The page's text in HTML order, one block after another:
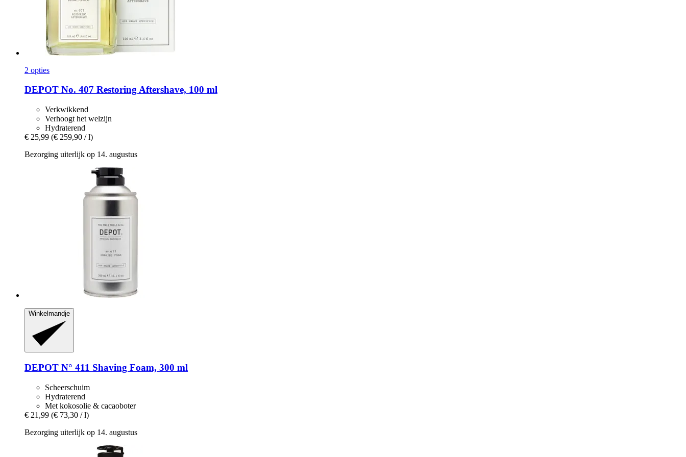
2 opties
DEPOT No. 407 Restoring Aftershave, 100 ml
Verkwikkend
Verhoogt het welzijn
Hydraterend
€ 25,99 (€ 259,90 / l)
Bezorging uiterlijk op 14. augustus
Winkelmandje
DEPOT N° 411 Shaving Foam, 300 ml
Scheerschuim
Hydraterend
Met kokosolie & cacaoboter
€ 21,99 (€ 73,30 / l)
Bezorging uiterlijk op 14. augustus